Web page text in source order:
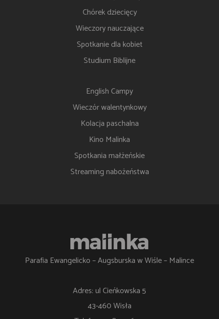
Chórek dziecięcy
Wieczory nauczające
Spotkanie dla kobiet
Studium Biblijne
English Campy
Wieczór walentynkowy
Kolacja paschalna
Kino Malinka
Spotkania małżeńskie
Streaming nabożeństwa
Parafia Ewangelicko – Augsburska w Wiśle – Malince
Adres: ul Cieńkowska 5
43-460 Wisła